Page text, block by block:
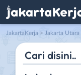
JakartaKerja > Jakarta Utara